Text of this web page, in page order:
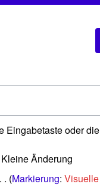
Eingabetaste oder
Änderung
Markierung: